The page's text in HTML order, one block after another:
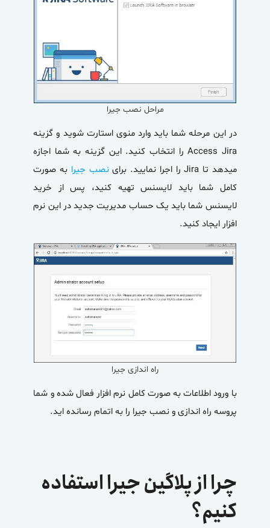
مراحل نصب جیرا
در این مرحله شما باید وارد منوی استارت شوید و گزینه
Access Jira را انتخاب کنید. این گزینه به شما اجازه
میدهد تا Jira را اجرا نمایید. برای
نصب جیرا به صورت
کامل شما باید لایسنس تهیه کنید، پس از خرید
لایسنس شما باید یک حساب مدیریت جدید در این نرم
افزار ایجاد کنید.
راه اندازی جیرا
با ورود اطلاعات به صورت کامل نرم افزار فعال شده و شما
پروسه راه اندازی ونصب جیرا را به اتمام رسانده اید.
چرا از پلاگین جیرا استفاده
کنیم؟